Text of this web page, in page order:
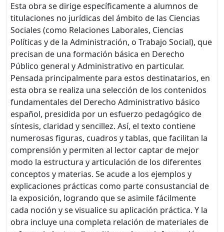
Esta obra se dirige específicamente a alumnos de
titulaciones no jurídicas del ámbito de las Ciencias
Sociales (como Relaciones Laborales, Ciencias
Políticas y de la Administración, o Trabajo Social), que
precisan de una formación básica en Derecho
Público general y Administrativo en particular.
Pensada principalmente para estos destinatarios, en
esta obra se realiza una selección de los contenidos
fundamentales del Derecho Administrativo básico
español, presidida por un esfuerzo pedagógico de
síntesis, claridad y sencillez. Así, el texto contiene
numerosas figuras, cuadros y tablas, que facilitan la
comprensión y permiten al lector captar de mejor
modo la estructura y articulación de los diferentes
conceptos y materias. Se acude a los ejemplos y
explicaciones prácticas como parte consustancial de
la exposición, logrando que se asimile fácilmente
cada noción y se visualice su aplicación práctica. Y la
obra incluye una completa relación de materiales de